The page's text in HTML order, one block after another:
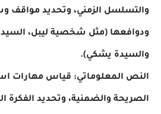
والتسلسل الزمني، وتحديد مواقف
ودوافعها (مثل شخصية ليبل،
والسيدة يشكي).
النص المعلوماتي: قياس مهارات
الصريحة والضمنية، وتحديد الفكرة